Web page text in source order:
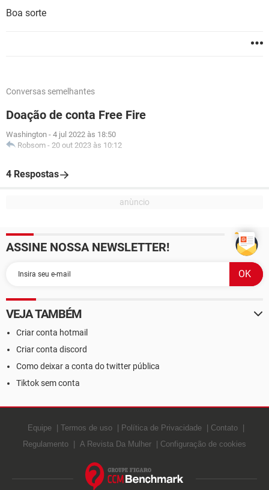
Boa sorte
Conversas semelhantes
Doação de conta Free Fire
Washington - 4 jul 2022 às 18:50
Robsom - 20 out 2023 às 10:12
4 Respostas
ASSINE NOSSA NEWSLETTER!
VEJA TAMBÉM
Criar conta hotmail
Criar conta discord
Como deixar a conta do twitter pública
Tiktok sem conta
Equipe Termos de uso Política de Privacidade
Contato
Regulamento
A Revista Da Mulher Configuração de cookies